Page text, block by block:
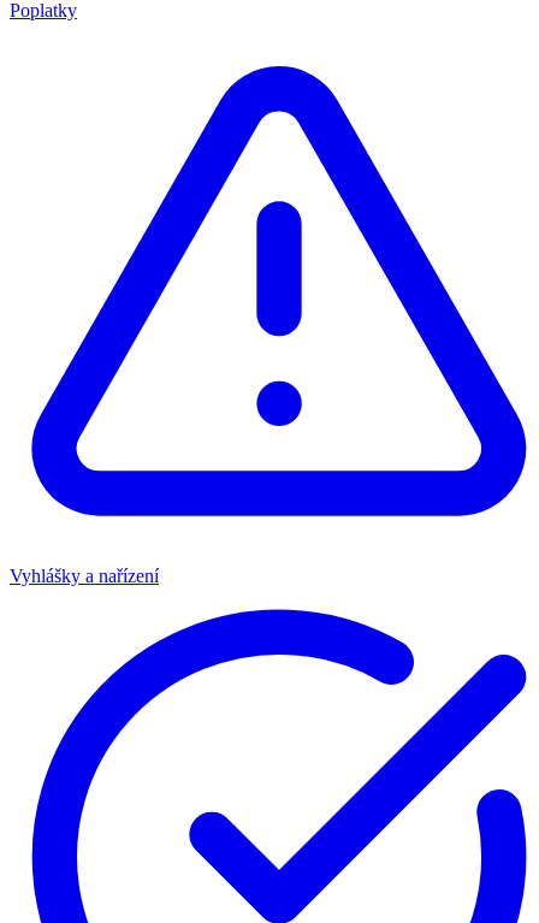
Poplatky
Vyhlášky a nařízení